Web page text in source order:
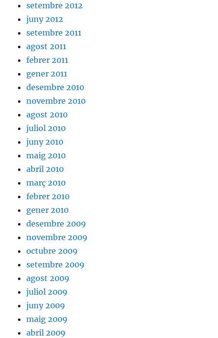
setembre 2012
juny 2012
setembre 2011
agost 2011
febrer 2011
gener 2011
desembre 2010
novembre 2010
agost 2010
juliol 2010
juny 2010
maig 2010
abril 2010
març 2010
febrer 2010
gener 2010
desembre 2009
novembre 2009
octubre 2009
setembre 2009
agost 2009
juliol 2009
juny 2009
maig 2009
abril 2009